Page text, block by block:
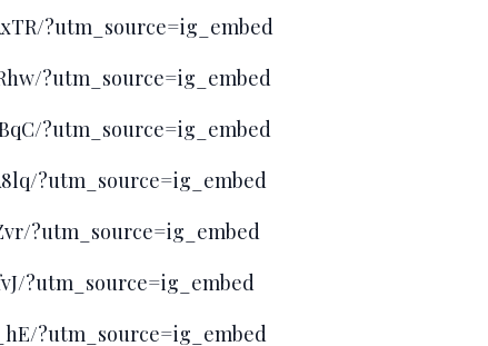
?utm_source=ig_embed
?utm_source=ig_embed
?utm_source=ig_embed
?utm_source=ig_embed
?utm_source=ig_embed
?utm_source=ig_embed
?utm_source=ig_embed